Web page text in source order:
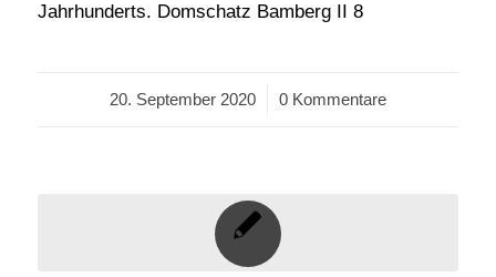
Jahrhunderts. Domschatz Bamberg II 8
20. September 2020
/ 0 Kommentare